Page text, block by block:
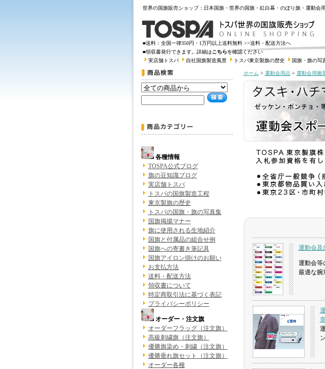
世界の国旗販売ショップ：日本国旗・世界の国旗・紅白幕・のぼり旗・運動
■送料：全国一律350円・1万円以上送料無料 >>送料・配送方法へ
■領収書発行できます。詳細はこちらを確認ください
実店舗トスパ
自社国旗製造風景 トスパ東京製旗の歴史 国旗・旗の写
各種情報
TOSPA公式ブログ
旗の豆知識ブログ
実店舗トスパ
トスパの国旗製造工程
東京製旗の歴史
トスパの国旗・旗の写真集
国旗掲揚マナー
旗に使用される生地紹介
国旗と付属品の組合せ例
国旗への寄書き筆記具
国旗アイロン掛けのお願い
お支払方法
送料・配送方法
領収書について
特定商取引法に基づく表記
プライバシーポリシー
オーダー・注文旗
オーダーフラッグ（注文旗）
高級刺繍旗（注文旗）
優勝旗染め・刺繍（注文旗）
優勝垂れ旗セット（注文旗）
オーダー各種
ホーム > 運動会用品> 運動会用腕
運動会及
運動会等
最適な腕